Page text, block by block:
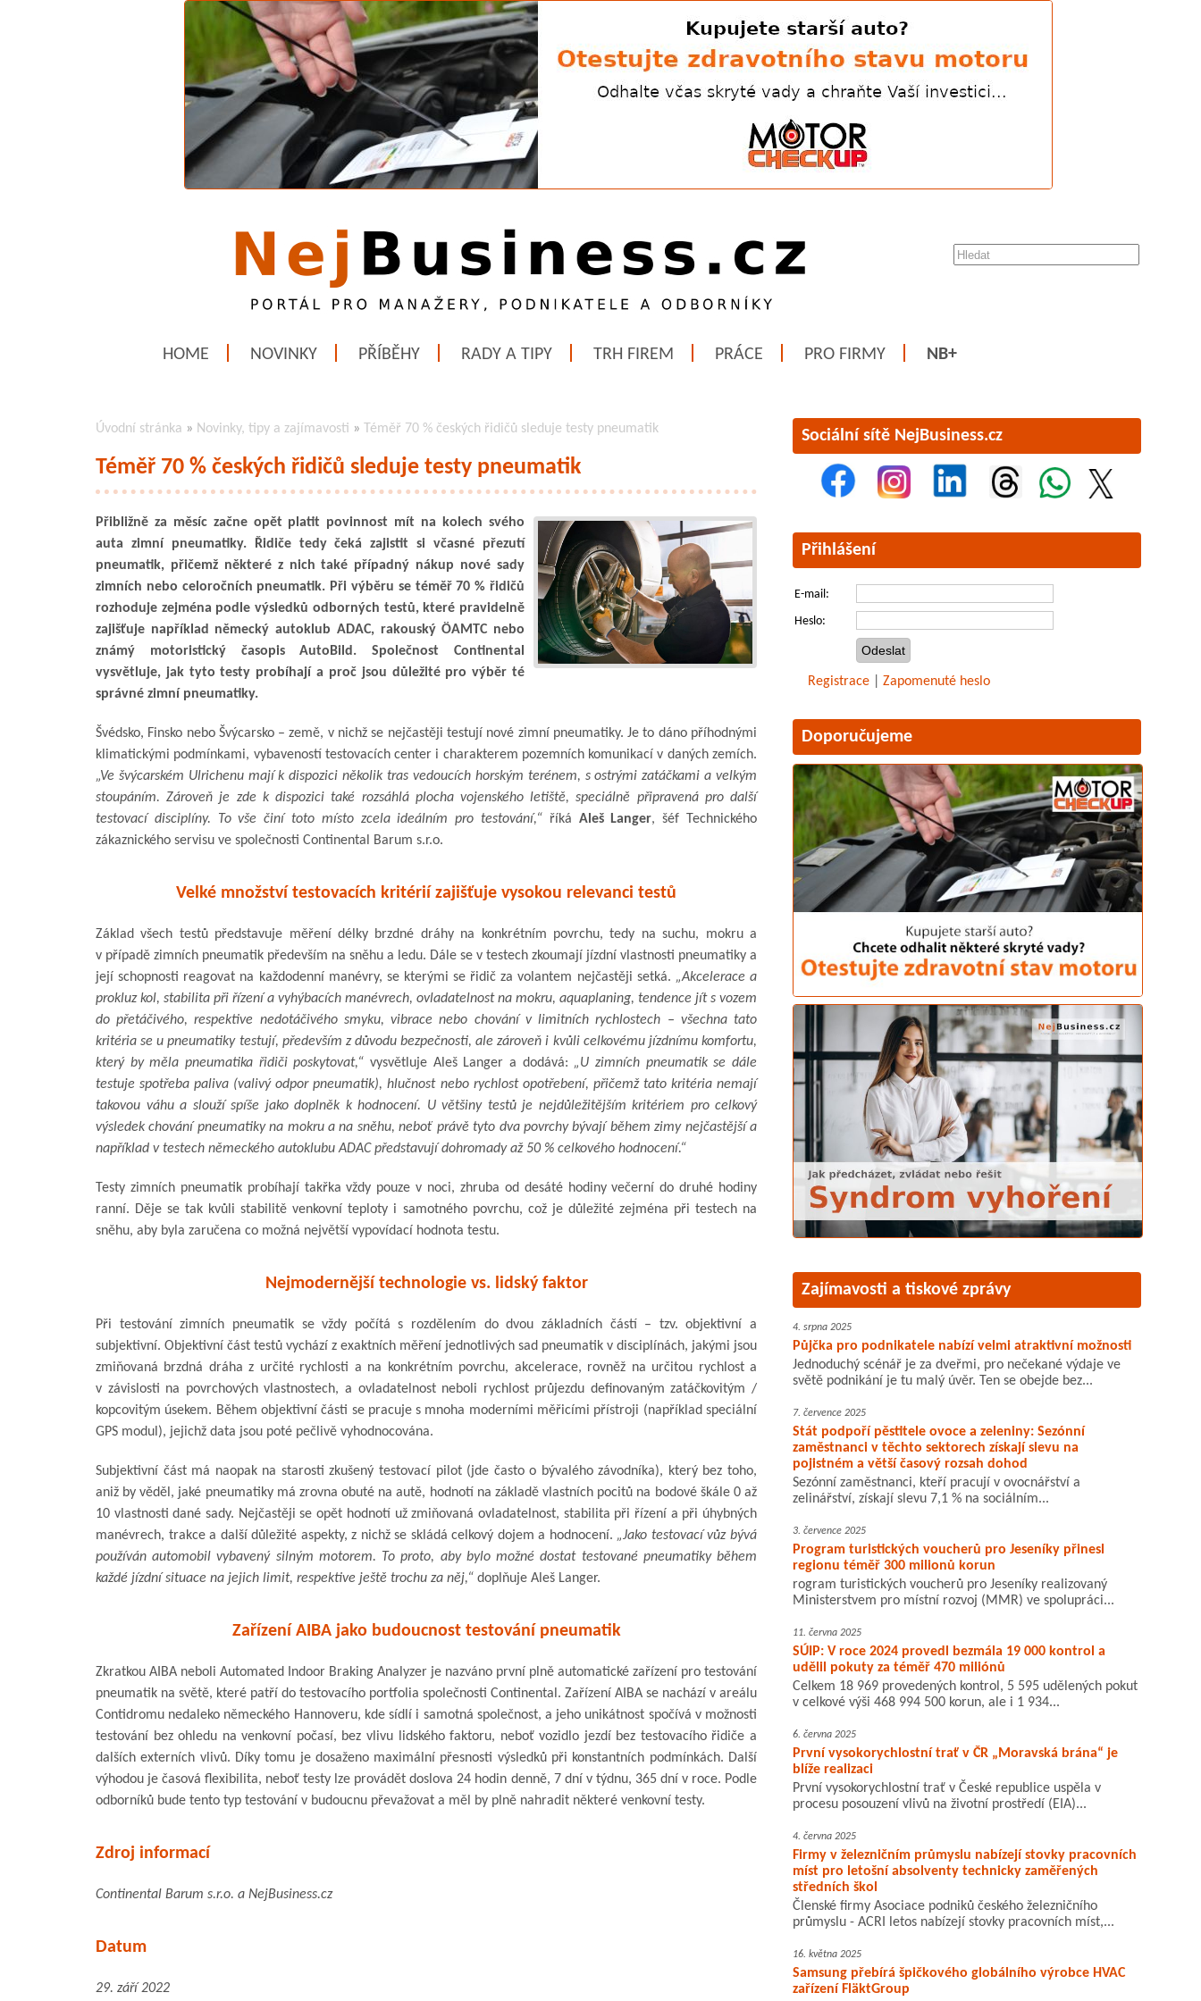
HOME NOVINKY PŘÍBĚHY RADY A TIPY TRH FIREM PRÁCE PRO FIRMY NB+
Úvodní stránka » Novinky, tipy a zajímavosti » Téměř 70 % českých řidičů sleduje testy pneumatik
Téměř 70 % českých řidičů sleduje testy pneumatik
Přibližně za měsíc začne opět platit povinnost mít na kolech svého
auta zimní pneumatiky. Řidiče tedy čeká zajistit si včasné přezutí
pneumatik, přičemž některé z nich také případný nákup nové sady
zimních nebo celoročních pneumatik. Při výběru se téměř 70 % řidičů
rozhoduje zejména podle výsledků odborných testů, které pravidelně
zajišťuje například německý autoklub ADAC, rakouský ÖAMTC nebo
známý motoristický časopis AutoBild. Společnost Continental
vysvětluje, jak tyto testy probíhají a proč jsou důležité pro výběr té
správné zimní pneumatiky.
Švédsko, Finsko nebo Švýcarsko – země, v nichž se nejčastěji testují nové zimní pneumatiky. Je to dáno příhodnými
klimatickými podmínkami, vybaveností testovacích center i charakterem pozemních komunikací v daných zemích.
„Ve švýcarském Ulrichenu mají k dispozici několik tras vedoucích horským terénem, s ostrými zatáčkami a velkým
stoupáním. Zároveň je zde k dispozici také rozsáhlá plocha vojenského letiště, speciálně připravená pro další
testovací disciplíny. To vše činí toto místo zcela ideálním pro testování,“ říká Aleš Langer, šéf Technického
zákaznického servisu ve společnosti Continental Barum s.r.o.
Velké množství testovacích kritérií zajišťuje vysokou relevanci testů
Základ všech testů představuje měření délky brzdné dráhy na konkrétním povrchu, tedy na suchu, mokru a
v případě zimních pneumatik především na sněhu a ledu. Dále se v testech zkoumají jízdní vlastnosti pneumatiky a
její schopnosti reagovat na každodenní manévry, se kterými se řidič za volantem nejčastěji setká. „Akcelerace a
prokluz kol, stabilita při řízení a vyhýbacích manévrech, ovladatelnost na mokru, aquaplaning, tendence jít s vozem
do přetáčivého, respektive nedotáčivého smyku, vibrace nebo chování v limitních rychlostech – všechna tato
kritéria se u pneumatiky testují, především z důvodu bezpečnosti, ale zároveň i kvůli celkovému jízdnímu komfortu,
který by měla pneumatika řidiči poskytovat,“ vysvětluje Aleš Langer a dodává: „U zimních pneumatik se dále
testuje spotřeba paliva (valivý odpor pneumatik), hlučnost nebo rychlost opotřebení, přičemž tato kritéria nemají
takovou váhu a slouží spíše jako doplněk k hodnocení. U většiny testů je nejdůležitějším kritériem pro celkový
výsledek chování pneumatiky na mokru a na sněhu, neboť právě tyto dva povrchy bývají během zimy nejčastější a
například v testech německého autoklubu ADAC představují dohromady až 50 % celkového hodnocení.“
Testy zimních pneumatik probíhají takřka vždy pouze v noci, zhruba od desáté hodiny večerní do druhé hodiny
ranní. Děje se tak kvůli stabilitě venkovní teploty i samotného povrchu, což je důležité zejména při testech na
sněhu, aby byla zaručena co možná největší vypovídací hodnota testu.
Nejmodernější technologie vs. lidský faktor
Při testování zimních pneumatik se vždy počítá s rozdělením do dvou základních částí – tzv. objektivní a
subjektivní. Objektivní část testů vychází z exaktních měření jednotlivých sad pneumatik v disciplínách, jakými jsou
zmiňovaná brzdná dráha z určité rychlosti a na konkrétním povrchu, akcelerace, rovněž na určitou rychlost a
v závislosti na povrchových vlastnostech, a ovladatelnost neboli rychlost průjezdu definovaným zatáčkovitým /
kopcovitým úsekem. Během objektivní části se pracuje s mnoha moderními měřicími přístroji (například speciální
GPS modul), jejichž data jsou poté pečlivě vyhodnocována.
Subjektivní část má naopak na starosti zkušený testovací pilot (jde často o bývalého závodníka), který bez toho,
aniž by věděl, jaké pneumatiky má zrovna obuté na autě, hodnotí na základě vlastních pocitů na bodové škále 0 až
10 vlastnosti dané sady. Nejčastěji se opět hodnotí už zmiňovaná ovladatelnost, stabilita při řízení a při úhybných
manévrech, trakce a další důležité aspekty, z nichž se skládá celkový dojem a hodnocení. „Jako testovací vůz bývá
používán automobil vybavený silným motorem. To proto, aby bylo možné dostat testované pneumatiky během
každé jízdní situace na jejich limit, respektive ještě trochu za něj,“ doplňuje Aleš Langer.
Zařízení AIBA jako budoucnost testování pneumatik
Zkratkou AIBA neboli Automated Indoor Braking Analyzer je nazváno první plně automatické zařízení pro testování
pneumatik na světě, které patří do testovacího portfolia společnosti Continental. Zařízení AIBA se nachází v areálu
Contidromu nedaleko německého Hannoveru, kde sídlí i samotná společnost, a jeho unikátnost spočívá v možnosti
testování bez ohledu na venkovní počasí, bez vlivu lidského faktoru, neboť vozidlo jezdí bez testovacího řidiče a
dalších externích vlivů. Díky tomu je dosaženo maximální přesnosti výsledků při konstantních podmínkách. Další
výhodou je časová flexibilita, neboť testy lze provádět doslova 24 hodin denně, 7 dní v týdnu, 365 dní v roce. Podle
odborníků bude tento typ testování v budoucnu převažovat a měl by plně nahradit některé venkovní testy.
Zdroj informací
Continental Barum s.r.o. a NejBusiness.cz
Datum
29. září 2022
Sociální sítě NejBusiness.cz
Přihlášení
E-mail:
Heslo:
Registrace Zapomenuté heslo
Doporučujeme
Zajímavosti a tiskové zprávy
4. srpna 2025
Půjčka pro podnikatele nabízí velmi atraktivní možnosti
Jednoduchý scénář je za dveřmi, pro nečekané výdaje ve
světě podnikání je tu malý úvěr. Ten se obejde bez...
7. července 2025
Stát podpoří pěstitele ovoce a zeleniny: Sezónní
zaměstnanci v těchto sektorech získají slevu na
pojistném a větší časový rozsah dohod
Sezónní zaměstnanci, kteří pracují v ovocnářství a
zelinářství, získají slevu 7,1 % na sociálním...
3. července 2025
Program turistických voucherů pro Jeseníky přinesl
regionu téměř 300 milionů korun
rogram turistických voucherů pro Jeseníky realizovaný
Ministerstvem pro místní rozvoj (MMR) ve spolupráci...
11. června 2025
SÚIP: V roce 2024 provedl bezmála 19 000 kontrol a
udělil pokuty za téměř 470 miliónů
Celkem 18 969 provedených kontrol, 5 595 udělených pokut
v celkové výši 468 994 500 korun, ale i 1 934...
6. června 2025
První vysokorychlostní trať v ČR „Moravská brána“ je
blíže realizaci
První vysokorychlostní trať v České republice uspěla v
procesu posouzení vlivů na životní prostředí (EIA)...
4. června 2025
Firmy v železničním průmyslu nabízejí stovky pracovních
míst pro letošní absolventy technicky zaměřených
středních škol
Členské firmy Asociace podniků českého železničního
průmyslu - ACRI letos nabízejí stovky pracovních míst,...
16. května 2025
Samsung přebírá špičkového globálního výrobce HVAC
zařízení FläktGroup